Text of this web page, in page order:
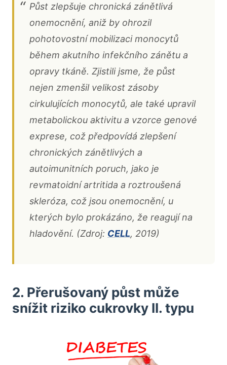
Půst zlepšuje chronická zánětlivá
onemocnění, aniž by ohrozil
pohotovostní mobilizaci monocytů
během akutního infekčního zánětu a
opravy tkáně. Zjistili jsme, že půst
nejen zmenšil velikost zásoby
cirkulujících monocytů, ale také upravil
metabolickou aktivitu a vzorce genové
exprese, což předpovídá zlepšení
chronických zánětlivých a
autoimunitních poruch, jako je
revmatoidní artritida a roztroušená
skleróza, což jsou onemocnění, u
kterých bylo prokázáno, že reagují na
hladovění. (Zdroj: CELL, 2019)
2. Přerušovaný půst může
snížit riziko cukrovky II. typu